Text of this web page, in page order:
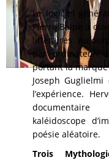
Le logiciel
Pierre Balpe a
littéraires.
par ordinateur
portant la marque
Joseph
l’expérience.
kaléidoscope
poésie aléatoire.
Trois